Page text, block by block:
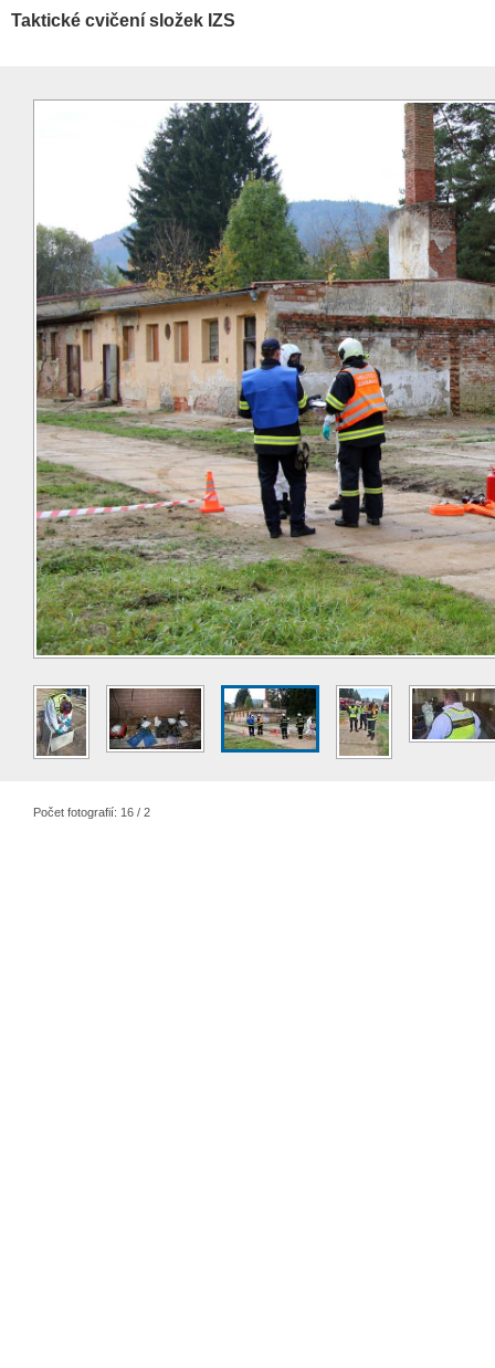
Taktické cvičení složek IZS
Počet fotografií: 16 / 2